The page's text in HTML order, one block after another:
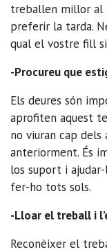
treballen millor al
preferir la tarda.
qual el vostre fill
-Procureu que
Els deures són
aprofiten aquest
no viuran cap
anteriorment. És
los suport i
fer-ho tots sols.
-Lloar el treball i
Reconèixer el